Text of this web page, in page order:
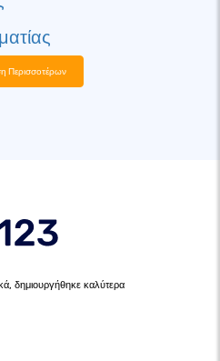
Περισσοτέρων
δημιουργήθηκε καλύτερα